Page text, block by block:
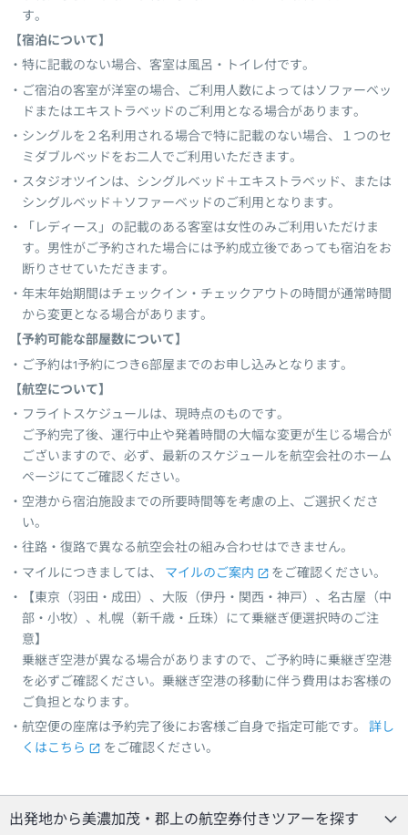
す。
【宿泊について】
特に記載のない場合、客室は風呂・トイレ付です。
ご宿泊の客室が洋室の場合、ご利用人数によってはソファーベッ
ドまたはエキストラベッドのご利用となる場合があります。
シングルを２名利用される場合で特に記載のない場合、１つのセ
ミダブルベッドをお二人でご利用いただきます。
スタジオツインは、シングルベッド＋エキストラベッド、または
シングルベッド＋ソファーベッドのご利用となります。
「レディース」の記載のある客室は女性のみご利用いただけま
す。男性がご予約された場合には予約成立後であっても宿泊をお
断りさせていただきます。
年末年始期間はチェックイン・チェックアウトの時間が通常時間
から変更となる場合があります。
【予約可能な部屋数について】
ご予約は1予約につき6部屋までのお申し込みとなります。
【航空について】
フライトスケジュールは、現時点のものです。
ご予約完了後、運行中止や発着時間の大幅な変更が生じる場合が
ございますので、必ず、最新のスケジュールを航空会社のホーム
ページにてご確認ください。
空港から宿泊施設までの所要時間等を考慮の上、ご選択くださ
い。
往路・復路で異なる航空会社の組み合わせはできません。
マイルにつきましては、
マイルのご案内
をご確認ください。
【東京（羽田・成田）、大阪（伊丹・関西・神戸）、名古屋（中
部・小牧）、札幌（新千歳・丘珠）にて乗継ぎ便選択時のご注
意】
乗継ぎ空港が異なる場合がありますので、ご予約時に乗継ぎ空港
を必ずご確認ください。乗継ぎ空港の移動に伴う費用はお客様の
ご負担となります。
航空便の座席は予約完了後にお客様ご自身で指定可能です。
詳し
くはこちら
をご確認ください。
出発地から美濃加茂・郡上の航空券付きツアーを探す